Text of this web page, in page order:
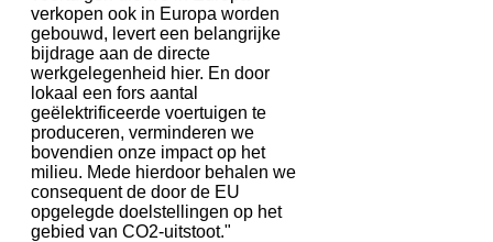
verkopen ook in Europa worden
gebouwd, levert een belangrijke
bijdrage aan de directe
werkgelegenheid hier. En door
lokaal een fors aantal
geëlektrificeerde voertuigen te
produceren, verminderen we
bovendien onze impact op het
milieu. Mede hierdoor behalen we
consequent de door de EU
opgelegde doelstellingen op het
gebied van CO2-uitstoot."